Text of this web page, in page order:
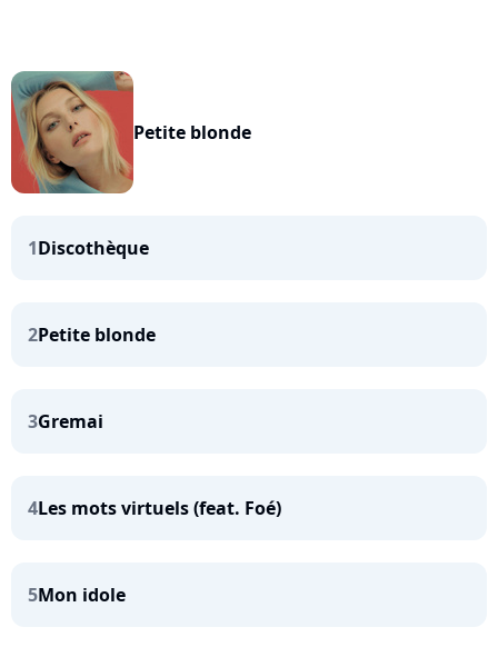
Petite blonde
1Discothèque
2Petite blonde
3Gremai
4Les mots virtuels (feat. Foé)
5Mon idole